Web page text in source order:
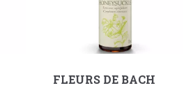
FLEURS DE BACH